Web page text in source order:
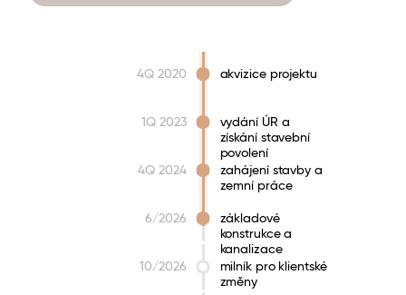
akvizice projektu
4Q 2020
vydání ÚR a
získání stavební
povolení
1Q 2023
zahájení stavby a
zemní práce
4Q 2024
základové
konstrukce a
kanalizace
6/2026
milník pro klientské
změny
10/2026